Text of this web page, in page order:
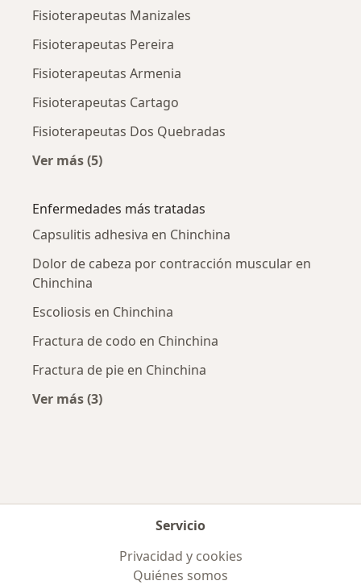
Fisioterapeutas Manizales
Fisioterapeutas Pereira
Fisioterapeutas Armenia
Fisioterapeutas Cartago
Fisioterapeutas Dos Quebradas
Ver más (5)
Enfermedades más tratadas
Capsulitis adhesiva en Chinchina
Dolor de cabeza por contracción muscular en
Chinchina
Escoliosis en Chinchina
Fractura de codo en Chinchina
Fractura de pie en Chinchina
Ver más (3)
Servicio
Privacidad y cookies
Quiénes somos